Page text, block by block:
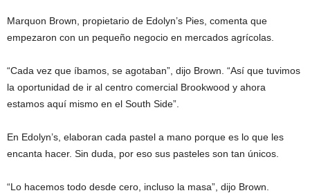
Marquon Brown, propietario de Edolyn’s Pies, comenta que
empezaron con un pequeño negocio en mercados agrícolas.
“Cada vez que íbamos, se agotaban”, dijo Brown. “Así que tuvimos
la oportunidad de ir al centro comercial Brookwood y ahora
estamos aquí mismo en el South Side”.
En Edolyn’s, elaboran cada pastel a mano porque es lo que les
encanta hacer. Sin duda, por eso sus pasteles son tan únicos.
“Lo hacemos todo desde cero, incluso la masa”, dijo Brown.